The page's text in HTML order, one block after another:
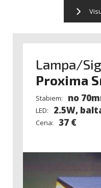
Lampa/
Proxima
Stabiem: no
LED: 2.5W,
Cena: 37 €